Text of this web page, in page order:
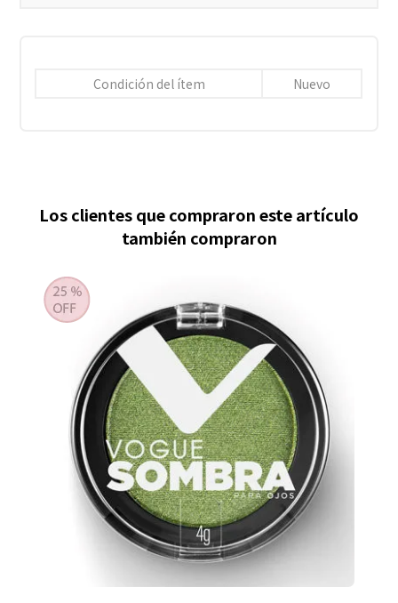
Condición del ítem Nuevo
Los clientes que compraron este artículo
también compraron